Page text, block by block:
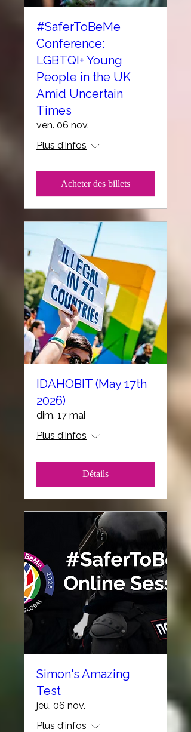
#SaferToBeMe
Conference:
LGBTQI+ Young
People in the UK
Amid Uncertain
Times
ven. 06 nov.
Plus d'infos
Acheter des billets
IDAHOBIT (May 17th
2026)
dim. 17 mai
Plus d'infos
Détails
Simon's Amazing
Test
jeu. 06 nov.
Plus d'infos